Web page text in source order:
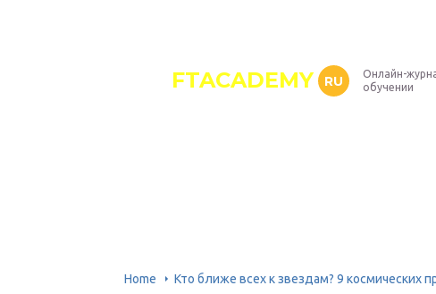
FTACADEMY RU
Онлайн-
обучении
Home Кто ближе всех к звездам? 9 космических